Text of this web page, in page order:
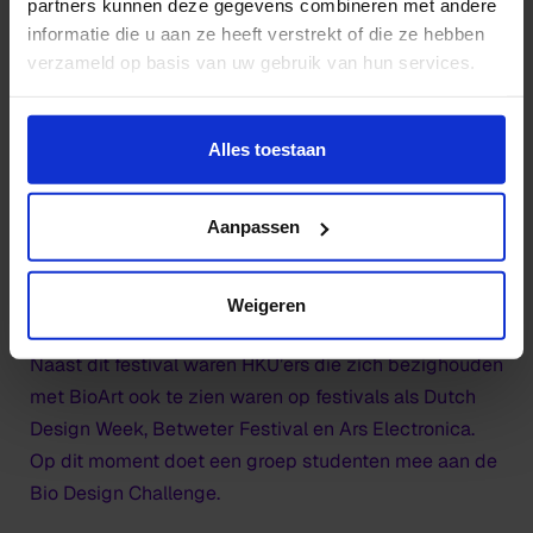
partners kunnen deze gegevens combineren met andere
informatie die u aan ze heeft verstrekt of die ze hebben
verzameld op basis van uw gebruik van hun services.
Wil je meer weten of de voorkeur aanpassen, bekijk dan
https://www.hku.nl/privacy-statement-en-
Alles toestaan
Aanpassen
Weigeren
HKU-studenten? Bekijk onderstaande video over de
deelname van HKU’ers op het kunst en natuur festival
RE_NATURE 2021 in Den Bosch.
Naast dit festival waren HKU’ers die zich bezighouden
met BioArt ook te zien waren op festivals als Dutch
Design Week, Betweter Festival en Ars Electronica.
Op dit moment doet een groep studenten mee aan de
Bio Design Challenge.